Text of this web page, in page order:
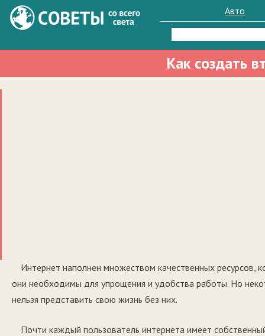
Авто
Найти:
Как создать
Интернет наполнен множеством качественных
они необходимы для упрощения и удобства работы. Но
нельзя представить свою жизнь без них.
Почти каждый пользователь интернета имеет